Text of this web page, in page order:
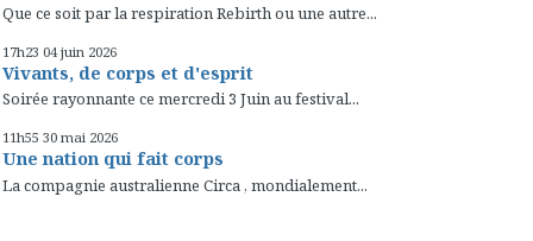
Que ce soit par la respiration Rebirth ou une autre...
17h23 04 juin 2026
Vivants, de corps et d'esprit
Soirée rayonnante ce mercredi 3 Juin au festival...
11h55 30 mai 2026
Une nation qui fait corps
La compagnie australienne Circa , mondialement...